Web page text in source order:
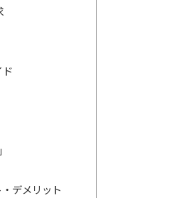
デメリット